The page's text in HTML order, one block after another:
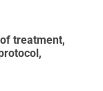
treatment,